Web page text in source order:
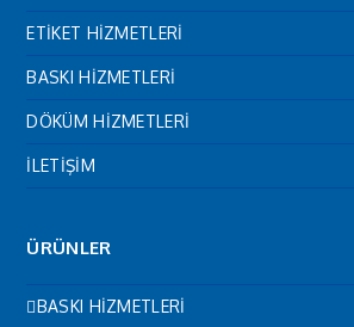
ETİKET HİZMETLERİ
BASKI HİZMETLERİ
DÖKÜM HİZMETLERİ
İLETİŞİM
ÜRÜNLER
BASKI HİZMETLERİ